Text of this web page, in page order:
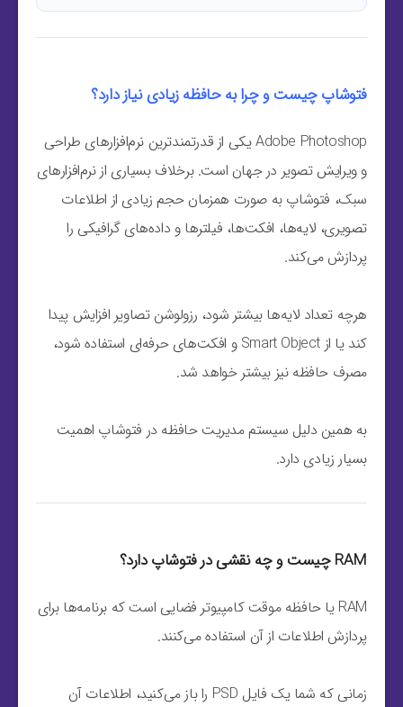
فتوشاپ چیست و چرا به حافظه زیادی نیاز دارد؟
Adobe Photoshop یکی از قدرتمندترین نرم‌افزارهای طراحی
و ویرایش تصویر در جهان است. برخلاف بسیاری از نرم‌افزارهای
سبک، فتوشاپ به صورت همزمان حجم زیادی از اطلاعات
تصویری، لایه‌ها، افکت‌ها، فیلترها و داده‌های گرافیکی را
پردازش می‌کند.
هرچه تعداد لایه‌ها بیشتر شود، رزولوشن تصاویر افزایش پیدا
کند یا از Smart Object و افکت‌های حرفه‌ای استفاده شود،
مصرف حافظه نیز بیشتر خواهد شد.
به همین دلیل سیستم مدیریت حافظه در فتوشاپ اهمیت
بسیار زیادی دارد.
RAM چیست و چه نقشی در فتوشاپ دارد؟
RAM یا حافظه موقت کامپیوتر فضایی است که برنامه‌ها برای
پردازش اطلاعات از آن استفاده می‌کنند.
زمانی که شما یک فایل PSD را باز می‌کنید، اطلاعات آن